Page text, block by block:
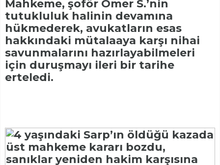
Mahkeme, şoför Ömer S.’nin
tutukluluk halinin devamına
hükmederek, avukatların esas
hakkındaki mütalaaya karşı nihai
savunmalarını hazırlayabilmeleri
için duruşmayı ileri bir tarihe
erteledi.